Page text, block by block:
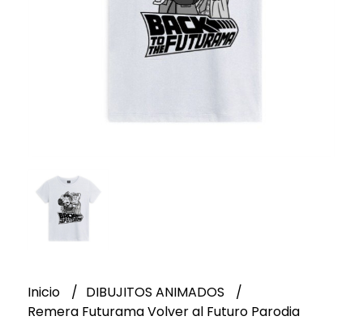
Inicio
DIBUJITOS ANIMADOS
Remera Futurama Volver al Futuro Parodia